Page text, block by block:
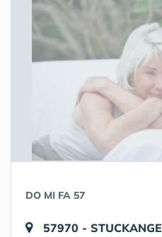
DO MI FA 57
57970 - STUCKANGE